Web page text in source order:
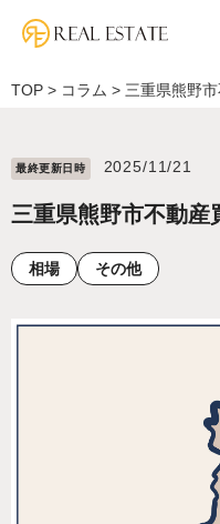
TOP > コラム > 三重県熊野
最終更新⽇時 2025/11/21
三重県熊野市不動産
相場 その他